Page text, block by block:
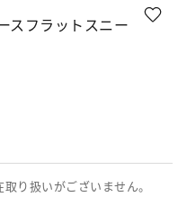
スフラットスニー
り扱いがございません。